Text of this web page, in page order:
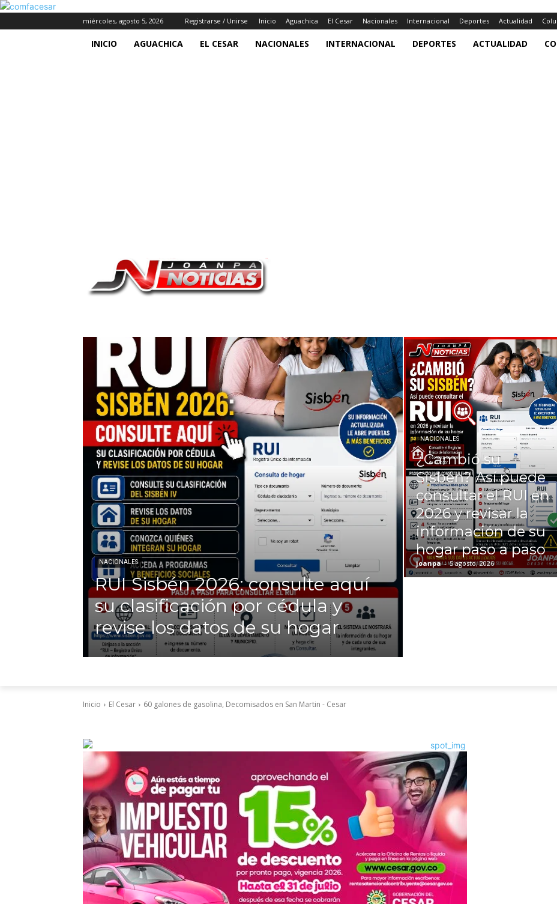
miércoles, agosto 5, 2026 Registrarse / Unirse Inicio Aguachica El Cesar Nacionales Internacional Deportes Actualidad
INICIO AGUACHICA EL CESAR NACIONALES INTERNACIONAL DEPORTES ACTUALIDAD
NACIONALES
RUI Sisbén 2026: consulte aquí
su clasificación por cédula y
revise los datos de su hogar
NACIONALES
¿Cambió su
Sisbén? Así puede
consultar el RUI en
2026 y revisar la
información de su
hogar paso a paso
joanpa - 5 agosto, 2026
Inicio El Cesar 60 galones de gasolina, Decomisados en San Martin - Cesar